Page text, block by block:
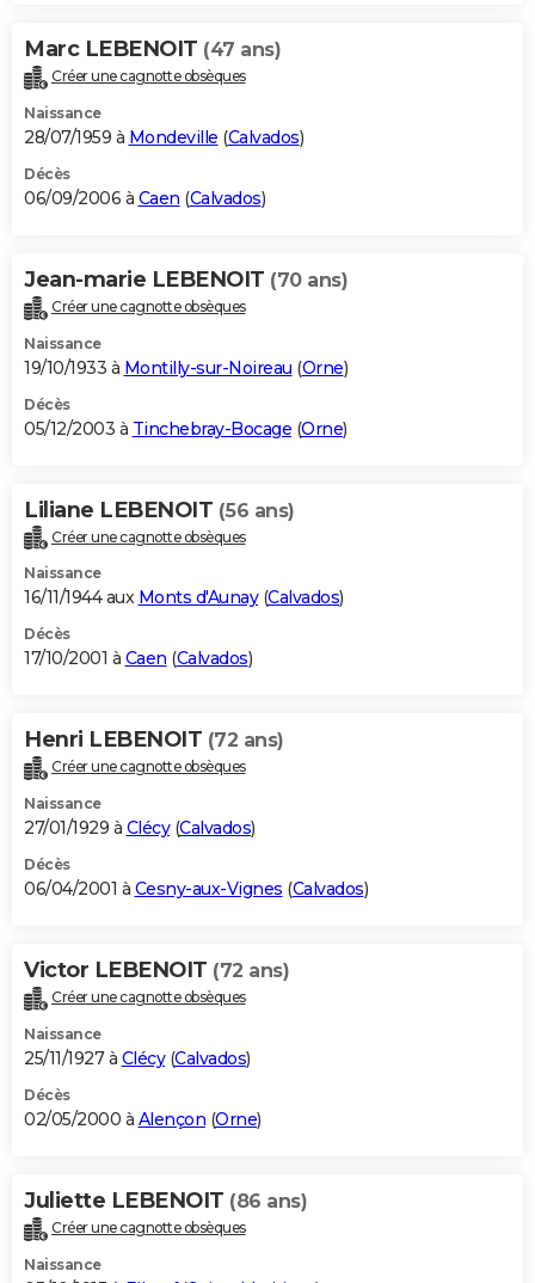
Marc LEBENOIT (47 ans)
Créer une cagnotte obsèques
Naissance
28/07/1959 à Mondeville (Calvados)
Décès
06/09/2006 à Caen (Calvados)
Jean-marie LEBENOIT (70 ans)
Créer une cagnotte obsèques
Naissance
19/10/1933 à Montilly-sur-Noireau (Orne)
Décès
05/12/2003 à Tinchebray-Bocage (Orne)
Liliane LEBENOIT (56 ans)
Créer une cagnotte obsèques
Naissance
16/11/1944 aux Monts d'Aunay(Calvados)
Décès
17/10/2001 à Caen (Calvados)
Henri LEBENOIT (72 ans)
Créer une cagnotte obsèques
Naissance
27/01/1929 à Clécy(Calvados)
Décès
06/04/2001 à Cesny-aux-Vignes (Calvados)
Victor LEBENOIT (72 ans)
Créer une cagnotte obsèques
Naissance
25/11/1927 à Clécy(Calvados)
Décès
02/05/2000 à Alençon (Orne)
Juliette LEBENOIT (86 ans)
Créer une cagnotte obsèques
Naissance